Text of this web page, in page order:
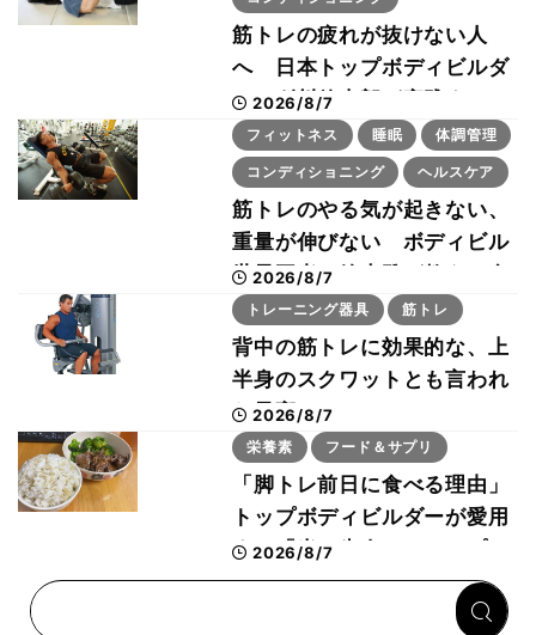
筋トレの疲れが抜けない人
へ 日本トップボディビルダ
ー・刈川啓志郎が実践する
「回復習慣」
2026/8/7
フィットネス 睡眠 体調管理
コンディショニング ヘルスケア
筋トレのやる気が起きない、
重量が伸びない ボディビル
世界王者・鈴木雅が教える食
事・睡眠・呼吸の整え方
2026/8/7
トレーニング器具 筋トレ
背中の筋トレに効果的な、上
半身のスクワットとも言われ
た最高マシン“ノーチラス・
プルオーバーマシン”とは？
2026/8/7
栄養素 フード＆サプリ
「脚トレ前日に食べる理由」
トップボディビルダーが愛用
する「米＋牛肉」のシンプル
回復メシとは？
2026/8/7